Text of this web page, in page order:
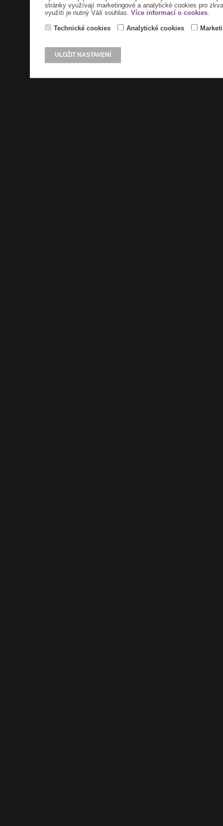
stránky využívají marketingové a analytické cookies pro
využití je nutný Váš souhlas. Více informací o cookies.
Technické cookies Analytické cookies
ULOŽIT NASTAVENÍ